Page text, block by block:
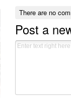
There are no
Post a